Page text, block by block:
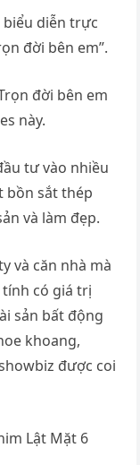
biểu diễn trực
đời bên em”.
đời bên em
này.
tư vào nhiều
bồn sắt thép
và làm đẹp.
và căn nhà mà
có giá trị
sản bất động
khoang,
được coi